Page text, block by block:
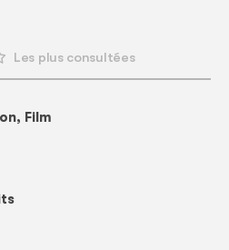
Les plus consultées
Film